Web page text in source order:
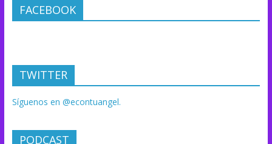
FACEBOOK
TWITTER
Síguenos en @econtuangel.
PODCAST